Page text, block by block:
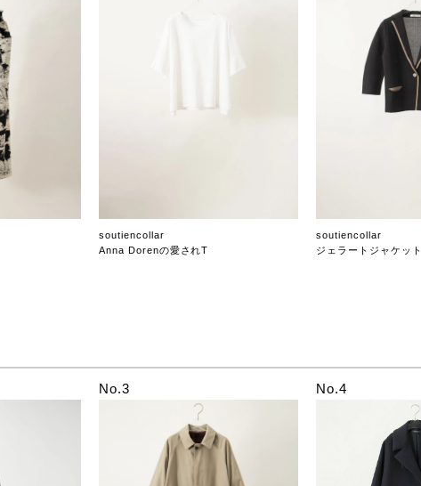
soutiencollar
Anna Dorenの愛されT
soutiencollar
ジェラートジャケット
No.3 No.4